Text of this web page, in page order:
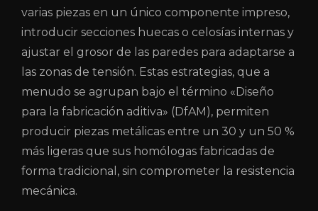
varias piezas en un único componente impreso,
introducir secciones huecas o celosías internas y
ajustar el grosor de las paredes para adaptarse a
las zonas de tensión. Estas estrategias, que a
menudo se agrupan bajo el término «Diseño
para la fabricación aditiva» (DfAM), permiten
producir piezas metálicas entre un 30 y un 50 %
más ligeras que sus homólogas fabricadas de
forma tradicional, sin comprometer la resistencia
mecánica.